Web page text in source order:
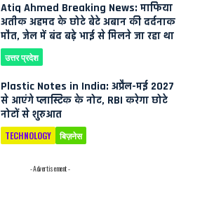
Atiq Ahmed Breaking News: माफिया
अतीक अहमद के छोटे बेटे अबान की दर्दनाक
मौत, जेल में बंद बड़े भाई से मिलने जा रहा था
उत्तर प्रदेश
Plastic Notes in India: अप्रैल-मई 2027
से आएंगे प्लास्टिक के नोट, RBI करेगा छोटे
नोटों से शुरुआत
TECHNOLOGY बिज़नेस
- Advertisement -